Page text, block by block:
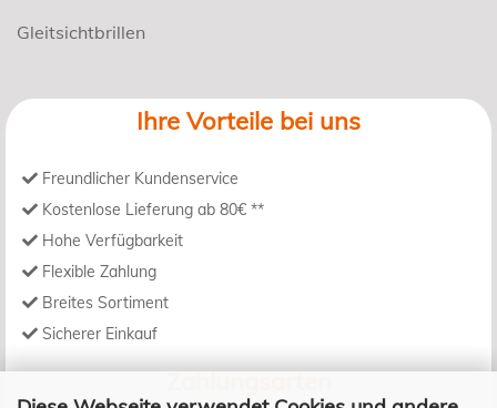
Gleitsichtbrillen
Ihre Vorteile bei uns
Freundlicher Kundenservice
Kostenlose Lieferung ab 80€ **
Hohe Verfügbarkeit
Flexible Zahlung
Breites Sortiment
Sicherer Einkauf
Zahlungsarten